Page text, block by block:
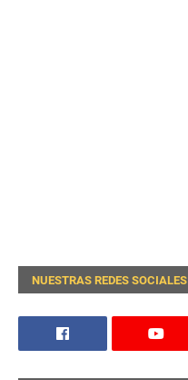
NUESTRAS REDES SOCIALES